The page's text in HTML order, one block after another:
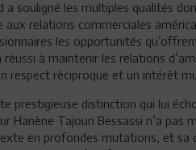
a souligné les multiples qualités
relations commerciales
les opportunités
à maintenir les relations
respect réciproque et un intérêt
prestigieuse distinction qui lui
Hanène Tajouri Bessassi n’a pas
en profondes mutations, et